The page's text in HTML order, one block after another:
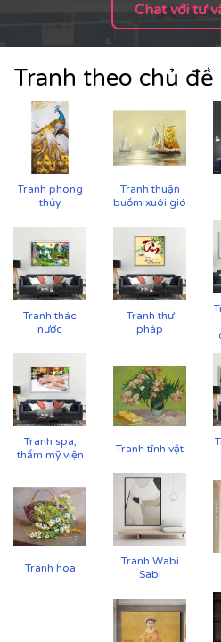
Chat với tư
Tranh theo chủ đề
Tranh phong
thủy
Tranh thuận
buồm xuôi gió
Tranh thác
nước
Tranh thư
pháp
Tranh spa,
thẩm mỹ viện
Tranh tĩnh vật
Tranh hoa
Tranh Wabi
Sabi